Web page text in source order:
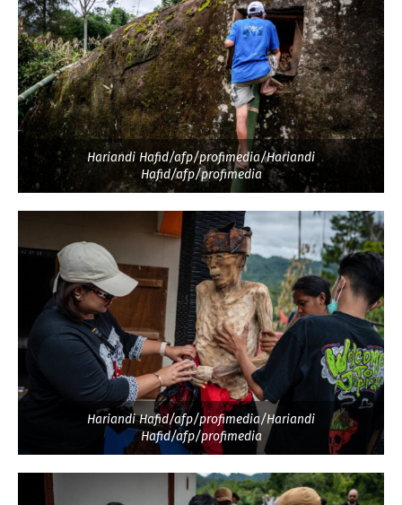
Hariandi Hafid/afp/profimedia/Hariandi
Hafid/afp/profimedia
Hariandi Hafid/afp/profimedia/Hariandi
Hafid/afp/profimedia